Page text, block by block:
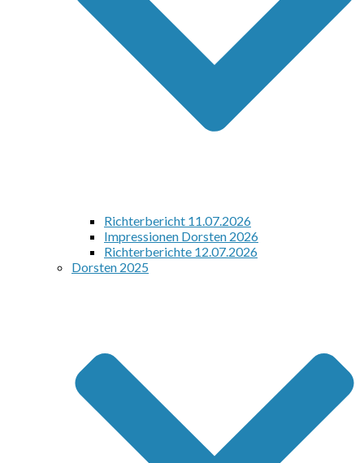
Richterbericht 11.07.2026
Impressionen Dorsten 2026
Richterberichte 12.07.2026
Dorsten 2025